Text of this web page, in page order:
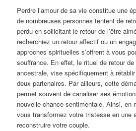
Perdre l’amour de sa vie constitue une
de nombreuses personnes tentent de
perdu en sollicitant le retour de l’être
recherchiez un retour affectif ou un
approches spirituelles s’offrent à vous
souffrance. En effet, le rituel de retour de
ancestrale, vise spécifiquement à
deux partenaires. Par ailleurs, cette
permet souvent de canaliser ses
nouvelle chance sentimentale. Ainsi, en
vous transformez votre tristesse en une
reconstruire votre couple.